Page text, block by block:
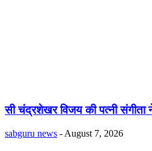
सी चंद्रशेखर विजय की पत्नी संगीता
sabguru news - August 7, 2026